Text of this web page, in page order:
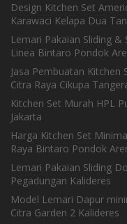
Design Kitchen Set
Karawaci Kelapa Dua
Lemari Pakaian Sliding
Linea Bintaro Pondok
Jasa Pembuatan
Citra Raya Cikupa
Kitchen Set Murah HPL
Jakarta
Harga Kitchen Set
Raya Bintaro Pondok
Lemari Pakaian Sliding
Pegadungan Kalideres
Model Lemari Dapur
Citra Garden 2 Kalideres